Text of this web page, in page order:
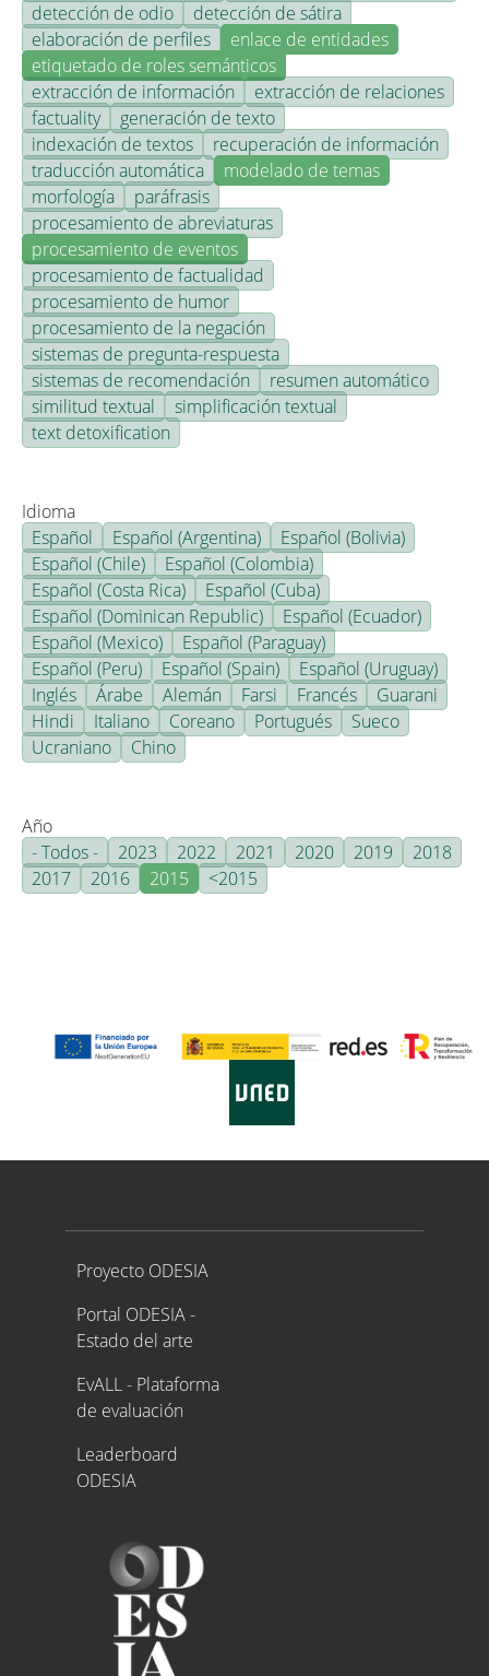
detección de odio
detección de sátira
elaboración de perfiles
enlace de entidades
etiquetado de roles semánticos
extracción de información
extracción de relaciones
factuality
generación de texto
indexación de textos
recuperación de información
traducción automática
modelado de temas
morfología
paráfrasis
procesamiento de abreviaturas
procesamiento de eventos
procesamiento de factualidad
procesamiento de humor
procesamiento de la negación
sistemas de pregunta-respuesta
sistemas de recomendación
resumen automático
similitud textual
simplificación textual
text detoxification
Idioma
Español
Español (Argentina)
Español (Bolivia)
Español (Chile)
Español (Colombia)
Español (Costa Rica)
Español (Cuba)
Español (Dominican Republic)
Español (Ecuador)
Español (Mexico)
Español (Paraguay)
Español (Peru)
Español (Spain)
Español (Uruguay)
Inglés
Árabe Alemán Farsi Francés
Guarani
Hindi
Italiano Coreano Portugués
Sueco
Ucraniano
Chino
Año
- Todos -
2023 2022 2021 2020 2019
2018
2017
2016 2015 <2015
Proyecto ODESIA
Proyecto ODESIA
Portal ODESIA -
Estado del arte
EvALL - Plataforma
de evaluación
Leaderboard
ODESIA